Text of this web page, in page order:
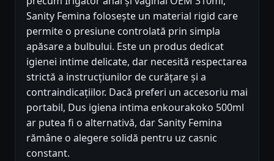
Sanity Femina folosește un material rigid care
permite o presiune controlată prin simpla
apăsare a bulbului. Este un produs dedicat
igienei intime delicate, dar necesită respectarea
strictă a instrucțiunilor de curățare și a
contraindicațiilor. Dacă preferi un accesoriu mai
portabil, Dus igiena intima enkourakoko 500ml
ar putea fi o alternativă, dar Sanity Femina
rămâne o alegere solidă pentru uz casnic
constant.